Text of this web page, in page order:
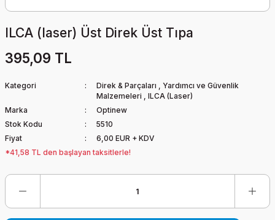
ILCA (laser) Üst Direk Üst Tıpa
395,09 TL
Kategori Direk & Parçaları , Yardımcı ve Güvenlik
Malzemeleri , ILCA (Laser)
Marka
Optinew
Stok Kodu
5510
Fiyat
6,00 EUR + KDV
*41,58 TL den başlayan taksitlerle!